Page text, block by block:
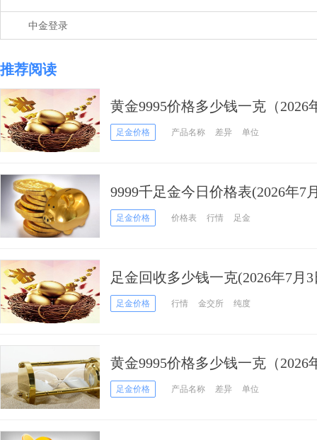
中金登录
推荐阅读
黄金9995价格多少钱一克（2026
足金价格 产品名称 差异 单位
9999千足金今日价格表(2026年7
足金价格 价格表 行情 足金
足金回收多少钱一克(2026年7月
足金价格 行情 金交所 纯度
黄金9995价格多少钱一克（2026
足金价格 产品名称 差异 单位